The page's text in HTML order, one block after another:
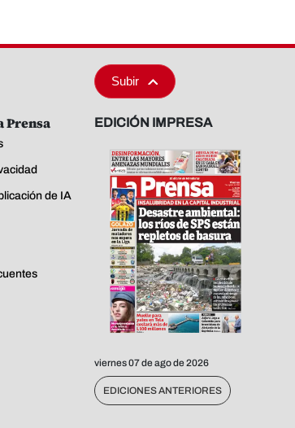
Subir
Prensa
de IA
EDICIÓN IMPRESA
viernes 07 de ago de 2026
EDICIONES ANTERIORES